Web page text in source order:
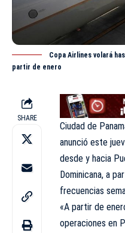
Copa Airlines volará
partir de enero
SHARE
Ciudad de
anunció este
desde y hacia
Dominicana, a
frecuencias
«A partir de
operaciones en